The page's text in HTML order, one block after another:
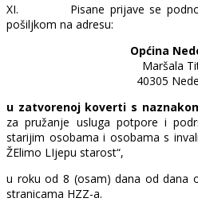
XI.
Pisane prijave se
pošiljkom na adresu:
Općina
Maršala
40305
u zatvorenoj koverti s
za pružanje usluga potpore i
starijim osobama i osobama s
ŽElimo LIjepu starost“,
u roku od 8 (osam) dana od dana
stranicama HZZ-a.